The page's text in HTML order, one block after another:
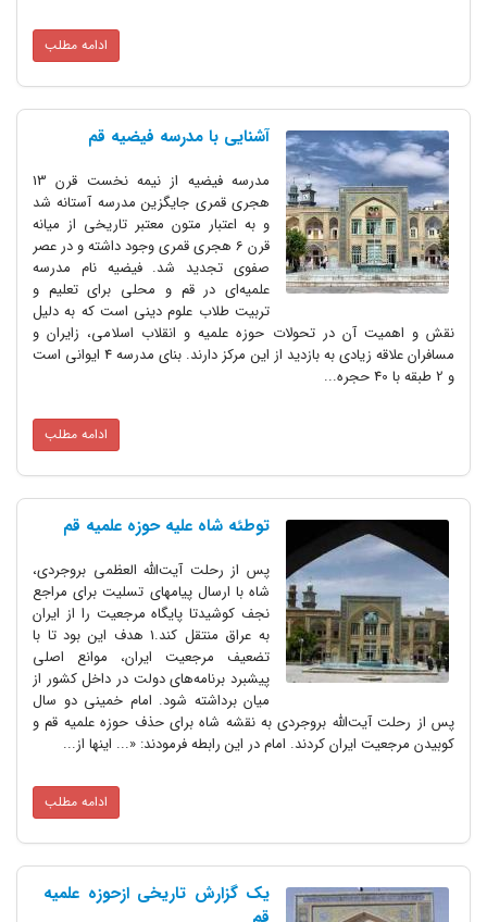
ادامه مطلب
آشنایی با مدرسه فیضیه قم
مدرسه فیضیه از نیمه نخست قرن 13
هجری قمری جایگزین مدرسه آستانه شد
و به اعتبار متون معتبر تاریخی از میانه
قرن 6 هجری قمری وجود داشته و در عصر
صفوی تجدید شد. فیضیه نام مدرسه
علمیه‌ای در قم و محلی برای تعلیم و
تربیت طلاب علوم دینی است که به دلیل
نقش و اهمیت آن در تحولات حوزه علمیه و انقلاب اسلامی، زایران و
مسافران علاقه زیادی به بازدید از این مرکز دارند. بنای مدرسه 4 ایوانی است
ادامه مطلب
توطئه شاه علیه حوزه علمیه قم
پس از رحلت آیت‌الله العظمی بروجردی،
شاه با ارسال پیامهای تسلیت برای مراجع
نجف کوشیدتا پایگاه مرجعیت را از ایران
به عراق منتقل کند.1 هدف این بود تا با
تضعیف مرجعیت ایران، موانع اصلی
پیشبرد برنامه‌های دولت در داخل کشور از
میان برداشته شود. امام خمینی دو سال
پس از رحلت آیت‌الله بروجردی به نقشه شاه برای حذف حوزه علمیه قم و
کوبیدن مرجعیت ایران کردند. امام در این رابطه فرمودند: «... اینها از...
ادامه مطلب
یک گزارش تاریخی ازحوزه علمیه